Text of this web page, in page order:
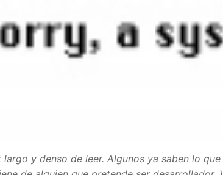
largo y denso de leer. Algunos ya saben lo